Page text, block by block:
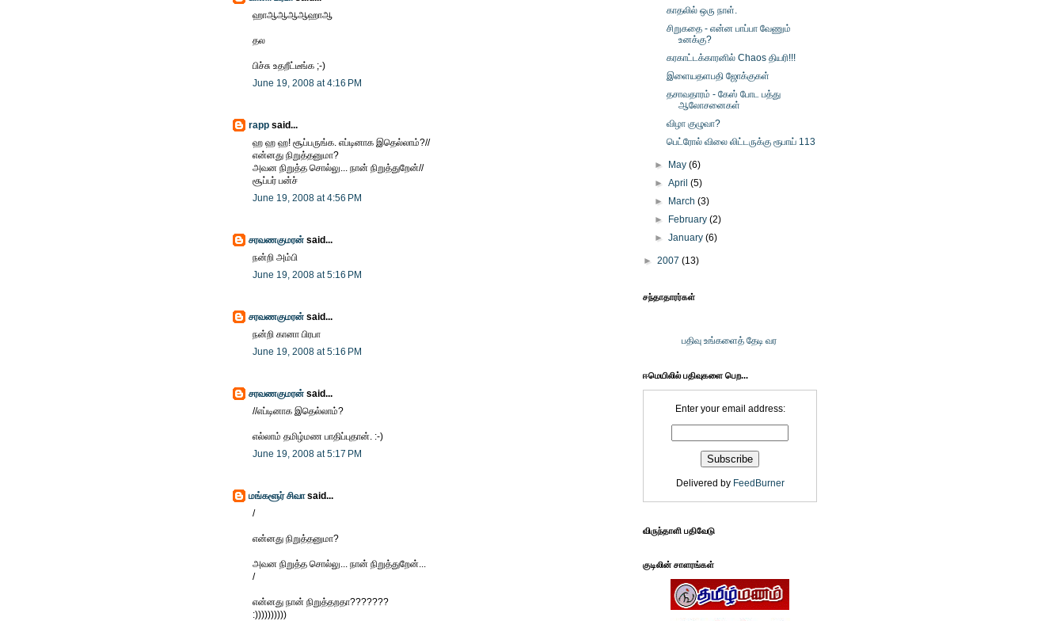
ஹாஆஆஆஆஹாஆ
தல
பிச்சு உதறீட்டீங்க ;-)
June 19, 2008 at 4:16 PM
rapp said...
ஹ ஹ ஹ! சூப்பருங்க. எப்டினாக இதெல்லாம்?//
என்னது நிறுத்தனுமா?
அவன நிறுத்த சொல்லு... நான் நிறுத்துறேன்//
சூப்பர் பன்ச்
June 19, 2008 at 4:56 PM
சரவணகுமரன் said...
நன்றி அம்பி
June 19, 2008 at 5:16 PM
சரவணகுமரன் said...
நன்றி கானா பிரபா
June 19, 2008 at 5:16 PM
சரவணகுமரன் said...
//எப்டினாக இதெல்லாம்?
எல்லாம் தமிழ்மண பாதிப்புதான். :-)
June 19, 2008 at 5:17 PM
மங்களூர் சிவாsaid...
/
என்னது நிறுத்தனுமா?
அவன நிறுத்த சொல்லு... நான் நிறுத்துறேன்...
/
என்னது நான் நிறுத்தறதா???????
:))))))))))
காதலில் ஒரு நாள்.
சிறுகதை - என்ன பாப்பா வேணும்
உனக்கு?
கரகாட்டக்காரனில் Chaos தியரி!!!
இளையதளபதி ஜோக்குகள்
தசாவதாரம் - கேஸ் போட பத்து
ஆலோசனைகள்
விழா குழுவா?
பெட்ரோல் விலை லிட்டருக்கு ரூபாய் 113
► May(6)
►April(5)
►
March(3)
►
February(2)
►January(6)
► 2007 (13)
சந்தாதாரர்கள்
பதிவு உங்களைத் தேடி வர
ஈமெயிலில் பதிவுகளை பெற...
Enter your email address:
Delivered by FeedBurner
விருந்தாளி பதிவேடு
குடிலின் சாளரங்கள்